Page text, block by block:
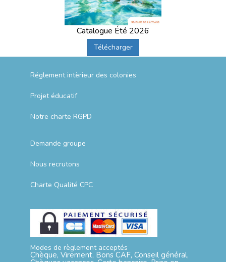
Catalogue Été 2026
Télécharger
Réglement intèrieur des colonies
Projet éducatif
Notre charte RGPD
Demande groupe
Nous recrutons
Charte Qualité CPC
Modes de règlement acceptés
Chèque, Virement, Bons CAF, Conseil général,